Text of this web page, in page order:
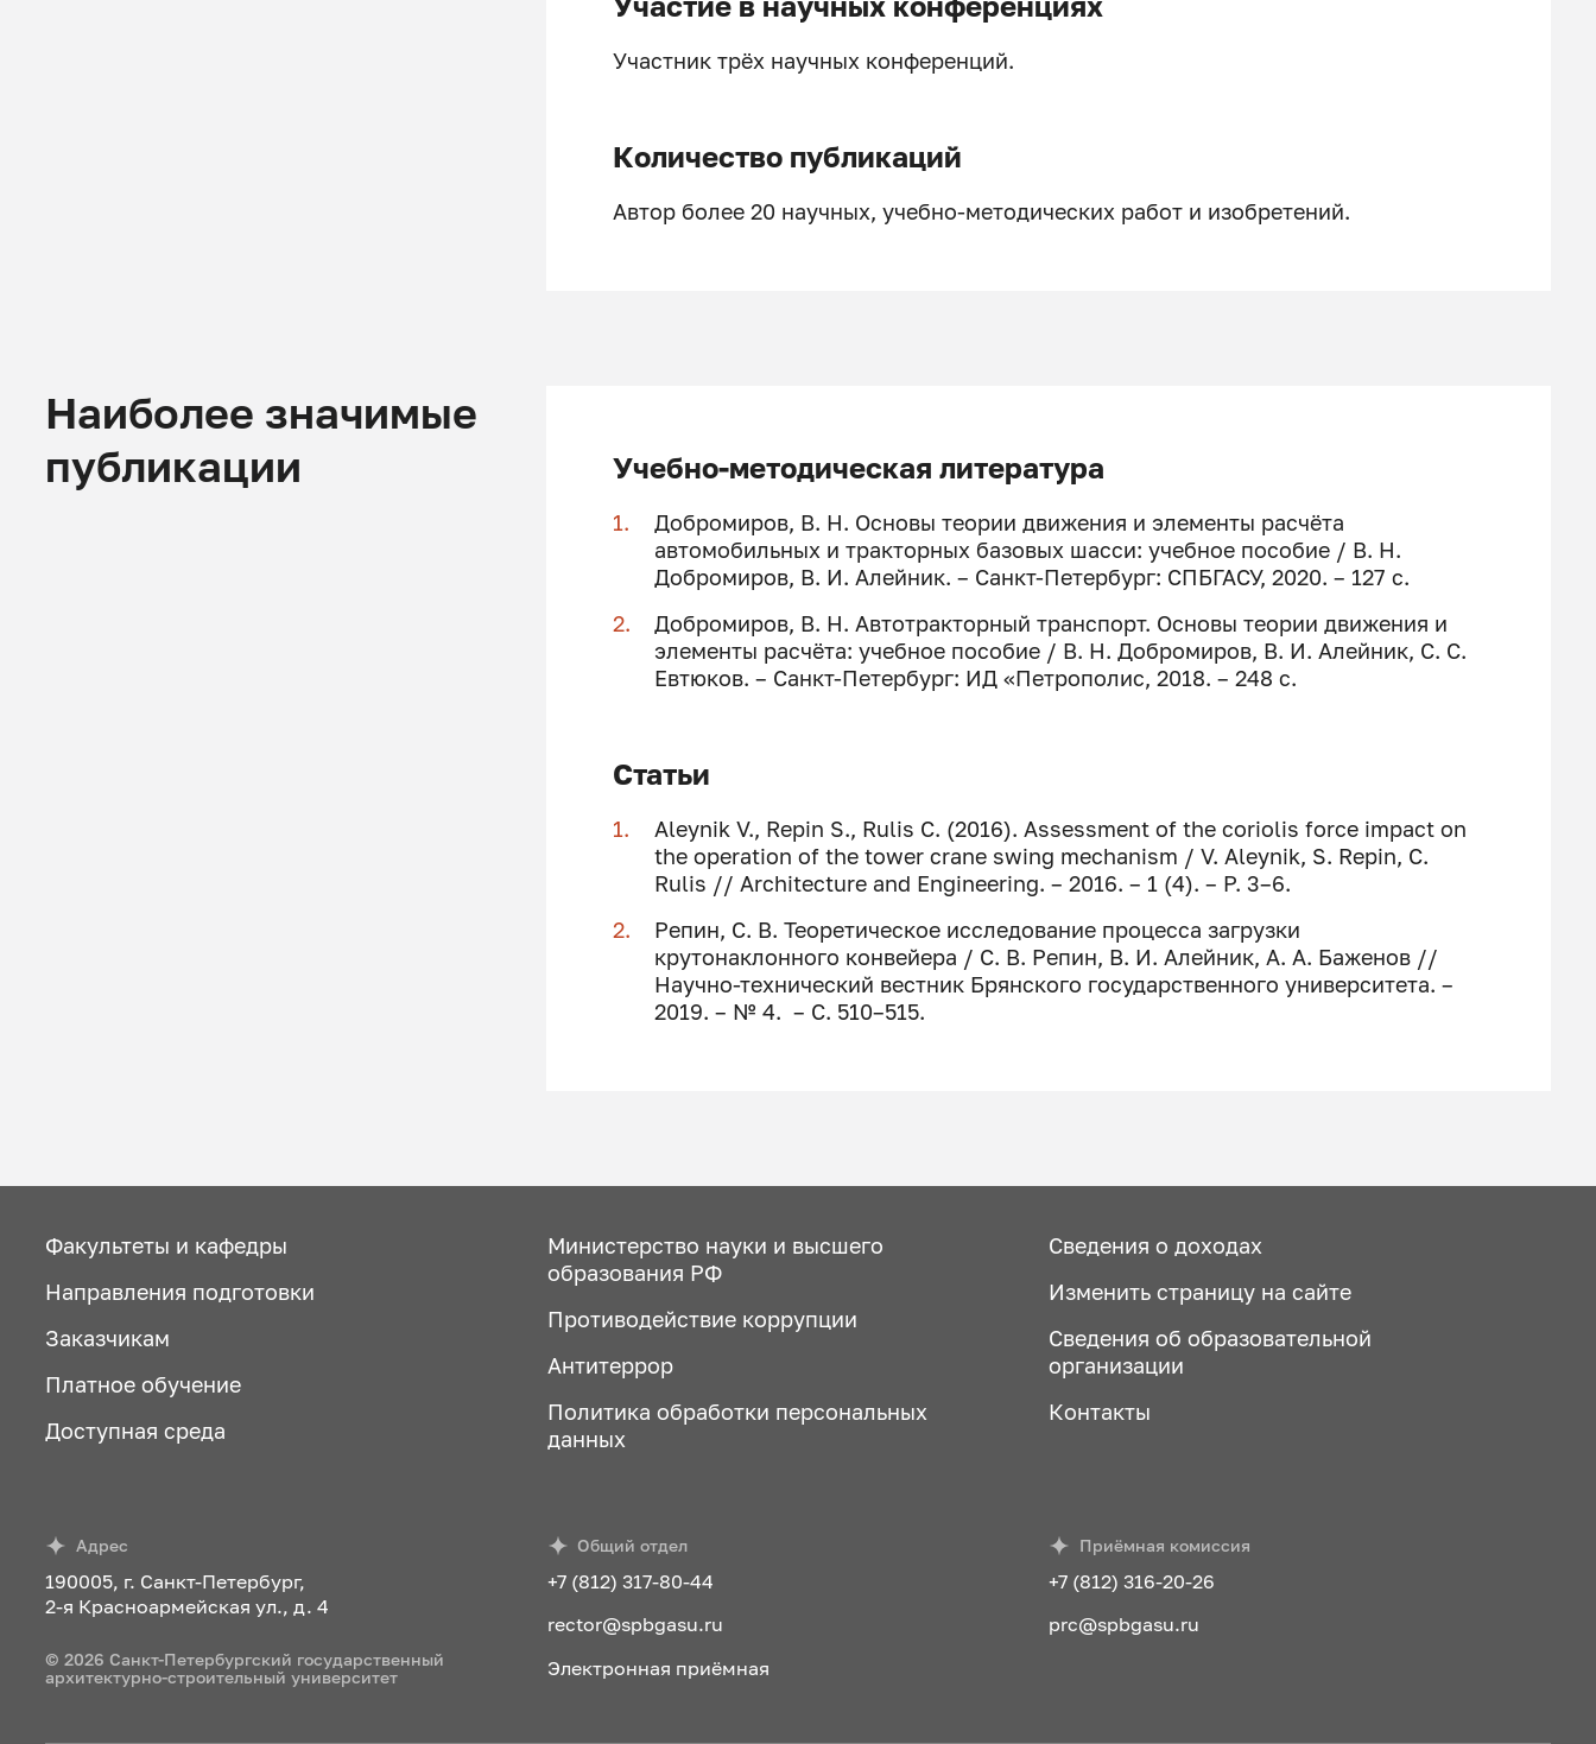
Участник трёх научных конференций.
Количество публикаций
Автор более 20 научных, учебно-методических работ и изобретений.
Наиболее значимые
публикации
Учебно-методическая литература
Добромиров, В. Н. Основы теории движения и элементы расчёта
автомобильных и тракторных базовых шасси: учебное пособие / В. Н.
Добромиров, В. И. Алейник. – Санкт-Петербург: СПБГАСУ, 2020. – 127 с.
Добромиров, В. Н. Автотракторный транспорт. Основы теории движения и
элементы расчёта: учебное пособие / В. Н. Добромиров, В. И. Алейник, С. С.
Евтюков. – Санкт-Петербург: ИД «Петрополис, 2018. – 248 с.
Статьи
Aleynik V., Repin S., Rulis C. (2016). Assessment of the coriolis force impact on
the operation of the tower crane swing mechanism / V. Aleynik, S. Repin, C.
Rulis // Architecture and Engineering. – 2016. – 1 (4). – P. 3–6.
Репин, С. В.Теоретическое исследование процесса загрузки
крутонаклонного конвейера / С. В. Репин, В. И. Алейник, А. А. Баженов //
Научно-технический вестник Брянского государственного университета. –
2019. – № 4. – C. 510–515.
Факультеты и кафедры
Направления подготовки
Заказчикам
Платное обучение
Доступная среда
Министерство науки и высшего
образования РФ
Противодействие коррупции
Антитеррор
Политика обработки персональных
данных
Сведения о доходах
Изменить страницу на сайте
Сведения об образовательной
организации
Контакты
Адрес
190005, г. Санкт-Петербург,
2-я Красноармейская ул., д. 4
© 2026 Санкт-Петербургский государственный
архитектурно-строительный университет
Общий отдел
+7 (812) 317-80-44
rector@spbgasu.ru
Электронная приёмная
Приёмная комиссия
+7 (812) 316-20-26
prc@spbgasu.ru